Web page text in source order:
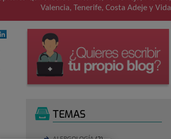
Valencia, Tenerife, Costa Adeje y Vida
TEMAS